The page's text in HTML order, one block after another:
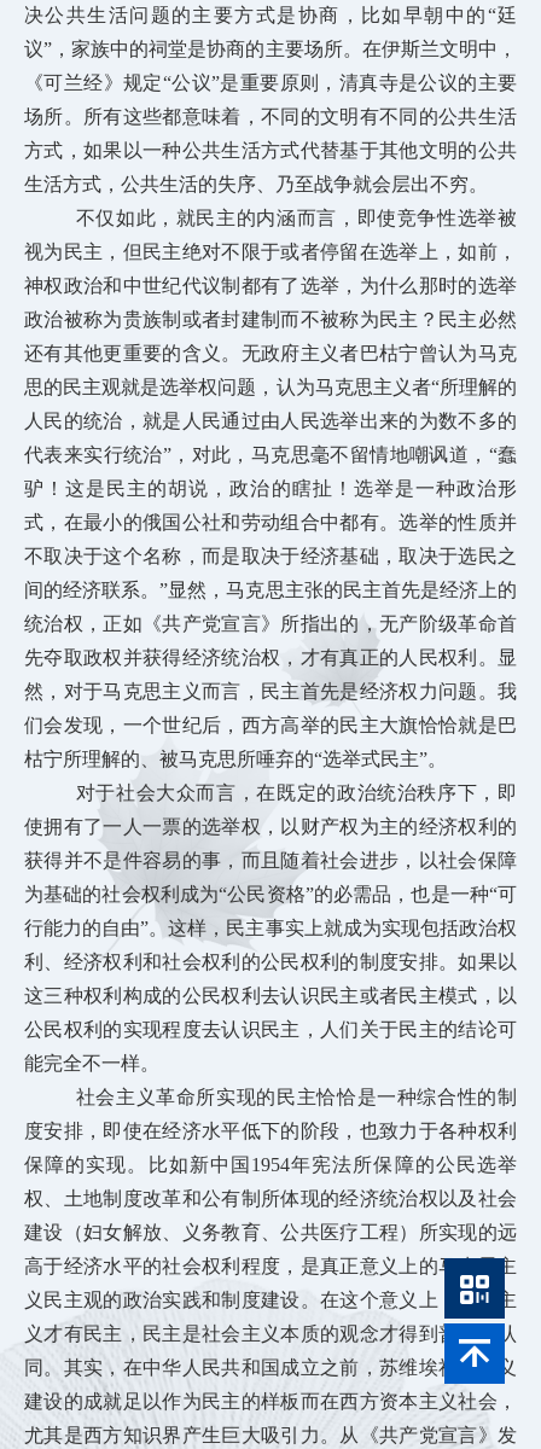
决公共生活问题的主要方式是协商，比如早朝中的“廷
议”，家族中的祠堂是协商的主要场所。在伊斯兰文明中，
《可兰经》规定“公议”是重要原则，清真寺是公议的主要
场所。所有这些都意味着，不同的文明有不同的公共生活
方式，如果以一种公共生活方式代替基于其他文明的公共
生活方式，公共生活的失序、乃至战争就会层出不穷。
不仅如此，就民主的内涵而言，即使竞争性选举被
视为民主，但民主绝对不限于或者停留在选举上，如前，
神权政治和中世纪代议制都有了选举，为什么那时的选举
政治被称为贵族制或者封建制而不被称为民主？民主必然
还有其他更重要的含义。无政府主义者巴枯宁曾认为马克
思的民主观就是选举权问题，认为马克思主义者“所理解的
人民的统治，就是人民通过由人民选举出来的为数不多的
代表来实行统治”，对此，马克思毫不留情地嘲讽道，“蠢
驴！这是民主的胡说，政治的瞎扯！选举是一种政治形
式，在最小的俄国公社和劳动组合中都有。选举的性质并
不取决于这个名称，而是取决于经济基础，取决于选民之
间的经济联系。”显然，马克思主张的民主首先是经济上的
统治权，正如《共产党宣言》所指出的，无产阶级革命首
先夺取政权并获得经济统治权，才有真正的人民权利。显
然，对于马克思主义而言，民主首先是经济权力问题。我
们会发现，一个世纪后，西方高举的民主大旗恰恰就是巴
枯宁所理解的、被马克思所唾弃的“选举式民主”。
对于社会大众而言，在既定的政治统治秩序下，即
使拥有了一人一票的选举权，以财产权为主的经济权利的
获得并不是件容易的事，而且随着社会进步，以社会保障
为基础的社会权利成为“公民资格”的必需品，也是一种“可
行能力的自由”。这样，民主事实上就成为实现包括政治权
利、经济权利和社会权利的公民权利的制度安排。如果以
这三种权利构成的公民权利去认识民主或者民主模式，以
公民权利的实现程度去认识民主，人们关于民主的结论可
能完全不一样。
社会主义革命所实现的民主恰恰是一种综合性的制
度安排，即使在经济水平低下的阶段，也致力于各种权利
保障的实现。比如新中国1954年宪法所保障的公民选举
权、土地制度改革和公有制所体现的经济统治权以及社会
建设（妇女解放、义务教育、公共医疗工程）所实现的远
高于经济水平的社会权利程度，是真正意义上的马克思主
义民主观的政治实践和制度建设。在这个意义上，社会主
义才有民主，民主是社会主义本质的观念才得到普遍化认
同。其实，在中华人民共和国成立之前，苏维埃社会主义
建设的成就足以作为民主的样板而在西方资本主义社会，
尤其是西方知识界产生巨大吸引力。从《共产党宣言》发